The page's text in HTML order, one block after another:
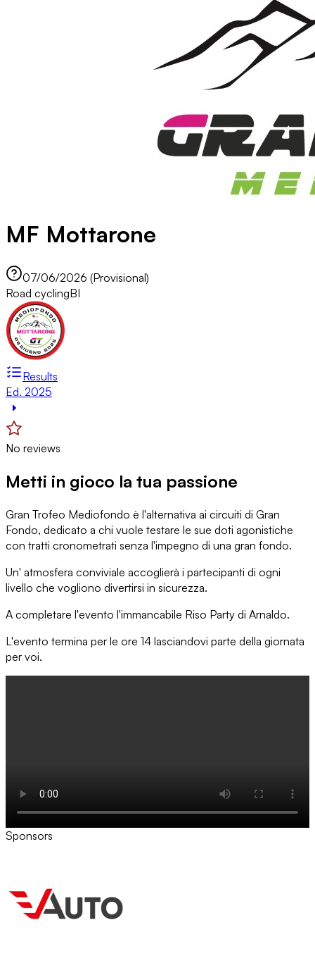
MF Mottarone
07/06/2026 (Provisional)
Road cyclingBI
Results
Ed. 2025
No reviews
Metti in gioco la tua passione
Gran Trofeo Mediofondo è l'alternativa ai circuiti di Gran
Fondo, dedicato a chi vuole testare le sue doti agonistiche
con tratti cronometrati senza l'impegno di una gran fondo.
Un' atmosfera conviviale accoglierà i partecipanti di ogni
livello che vogliono divertirsi in sicurezza.
A completare l'evento l'immancabile Riso Party di Arnaldo.
L'evento termina per le ore 14 lasciandovi parte della giornata
per voi.
Sponsors